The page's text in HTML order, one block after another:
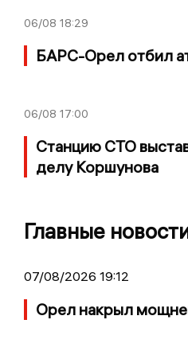
06/08 18:29
БАРС-Орел отбил
06/08 17:00
Станцию СТО
делу Коршунова
Главные
07/08/2026 19:12
Орел накрыл